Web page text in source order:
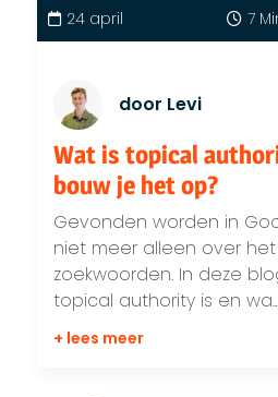
24 april 7
door Levi
Wat is topical
bouw je het op?
Gevonden worden in
niet meer alleen over
zoekwoorden. In deze
topical authority is en wa...
+ lees meer